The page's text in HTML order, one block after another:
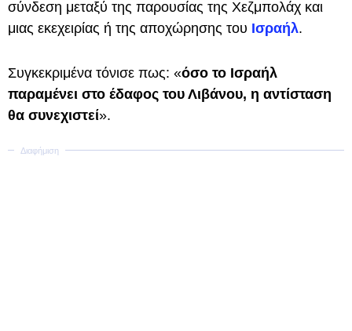
σύνδεση μεταξύ της παρουσίας της Χεζμπολάχ και
μιας εκεχειρίας ή της αποχώρησης του Ισραήλ.
Συγκεκριμένα τόνισε πως: «όσο το Ισραήλ
παραμένει στο έδαφος του Λιβάνου, η αντίσταση
θα συνεχιστεί».